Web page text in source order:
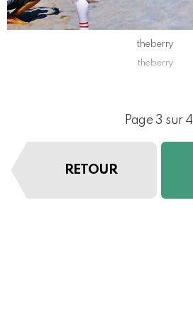
theberry
theberry
Page 3 sur 4
RETOUR